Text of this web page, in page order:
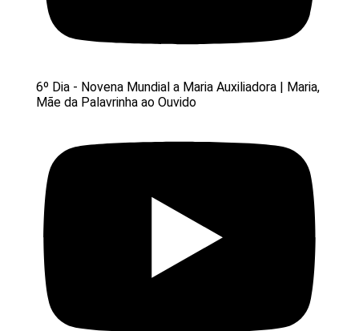
6º Dia - Novena Mundial a Maria Auxiliadora | Maria,
Mãe da Palavrinha ao Ouvido